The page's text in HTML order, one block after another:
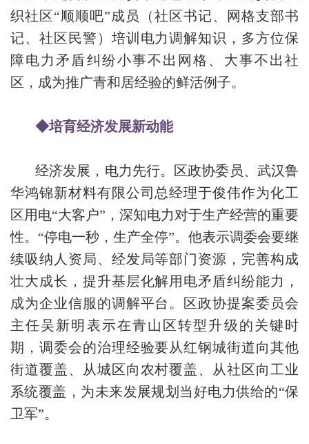
织社区“顺顺吧”成员（社区书记、网格支部书
记、社区民警）培训电力调解知识，多方位保
障电力矛盾纠纷小事不出网格、大事不出社
区，成为推广青和居经验的鲜活例子。
◆培育经济发展新动能
经济发展，电力先行。区政协委员、武汉鲁
华鸿锦新材料有限公司总经理于俊伟作为化工
区用电“大客户”，深知电力对于生产经营的重要
性。“停电一秒，生产全停”。他表示调委会要继
续吸纳人资局、经发局等部门资源，完善构成
壮大成长，提升基层化解用电矛盾纠纷能力，
成为企业信服的调解平台。区政协提案委员会
主任吴新明表示在青山区转型升级的关键时
期，调委会的治理经验要从红钢城街道向其他
街道覆盖、从城区向农村覆盖、从社区向工业
系统覆盖，为未来发展规划当好电力供给的“保
卫军”。